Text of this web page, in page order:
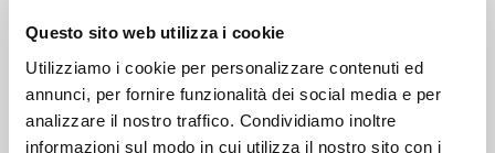
Questo sito web utilizza i cookie
Utilizziamo i cookie per personalizzare contenuti ed
annunci, per fornire funzionalità dei social media e per
analizzare il nostro traffico. Condividiamo inoltre
informazioni sul modo in cui utilizza il nostro sito con i
viaggio, vacanza, weekend in libertà